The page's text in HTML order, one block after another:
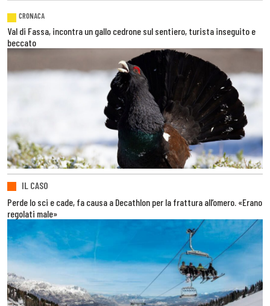
CRONACA
Val di Fassa, incontra un gallo cedrone sul sentiero, turista inseguito e
beccato
IL CASO
Perde lo sci e cade, fa causa a Decathlon per la frattura all’omero. «Erano
regolati male»